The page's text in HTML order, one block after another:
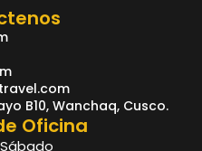
B10, Wanchaq, Cusco.
Oficina